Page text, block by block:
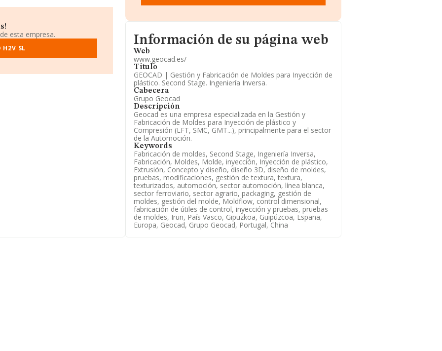
a los niveles de facturación
la empresa están compañías
Oua Arquitectes Associats
S.LyNerealor S.L. Ha ganado
Éstas son las compañías que la
y Sistemas Contra Incendios
mejorado de 209 puestos,
esta empresa.
H2V SL
Informacion de su página web
Información de su página web
Web
www.geocad.es/
Titulo
GEOCAD | Gestión y Fabricación de Moldes para Inyección de
plástico. Second Stage. Ingeniería Inversa.
Cabecera
Grupo Geocad
Descripción
Geocad es una empresa especializada en la Gestión y
Fabricación de Moldes para Inyección de plástico y
Compresión (LFT, SMC, GMT...), principalmente para el sector
de la Automoción.
Keywords
Fabricación de moldes, Second Stage, Ingeniería Inversa,
Fabricación, Moldes, Molde, inyección, Inyección de plástico,
Extrusión, Concepto y diseño, diseño 3D, diseño de moldes,
pruebas, modificaciones, gestión de textura, textura,
texturizados, automoción, sector automoción, línea blanca,
sector ferroviario, sector agrario, packaging, gestión de
moldes, gestión del molde, Moldflow, control dimensional,
fabricación de útiles de control, inyección y pruebas, pruebas
de moldes, Irun, País Vasco, Gipuzkoa, Guipúzcoa, España,
Europa, Geocad, Grupo Geocad, Portugal, China